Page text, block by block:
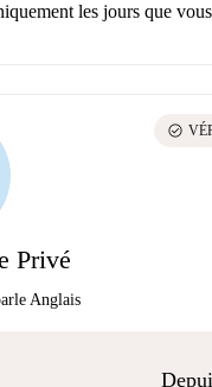
les jours que
Privé
Anglais
check_circle